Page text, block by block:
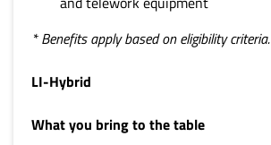
* Benefits apply based on eligibility criteria.
LI-Hybrid
What you bring to the table